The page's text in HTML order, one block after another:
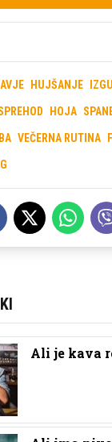
HUJŠANJE
HOJA
VEČERNA RUTINA
Ali je kava